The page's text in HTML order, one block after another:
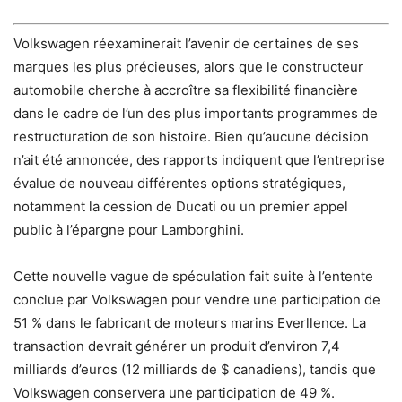
Volkswagen réexaminerait l’avenir de certaines de ses
marques les plus précieuses, alors que le constructeur
automobile cherche à accroître sa flexibilité financière
dans le cadre de l’un des plus importants programmes de
restructuration de son histoire. Bien qu’aucune décision
n’ait été annoncée, des rapports indiquent que l’entreprise
évalue de nouveau différentes options stratégiques,
notamment la cession de Ducati ou un premier appel
public à l’épargne pour Lamborghini.
Cette nouvelle vague de spéculation fait suite à l’entente
conclue par Volkswagen pour vendre une participation de
51 % dans le fabricant de moteurs marins Everllence. La
transaction devrait générer un produit d’environ 7,4
milliards d’euros (12 milliards de $ canadiens), tandis que
Volkswagen conservera une participation de 49 %.